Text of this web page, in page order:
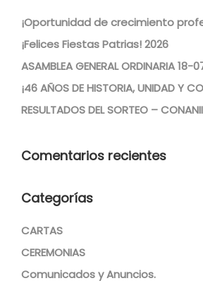
¡Oportunidad de crecimiento
¡Felices Fiestas Patrias! 2026
ASAMBLEA GENERAL ORDINARIA 18-
¡46 AÑOS DE HISTORIA, UNIDAD Y
RESULTADOS DEL SORTEO –
Comentarios recientes
Categorías
CARTAS
CEREMONIAS
Comunicados y Anuncios.